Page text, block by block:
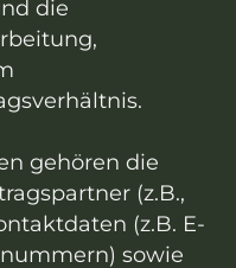
die
gehören die
(z.B.,
(z.B. E-
sowie